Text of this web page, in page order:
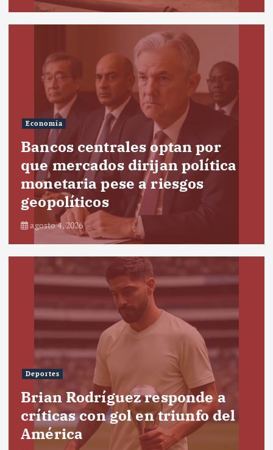
Economía
Bancos centrales optan por
que mercados dirijan política
monetaria pese a riesgos
geopolíticos
agosto 4, 2026
Deportes
Brian Rodríguez responde a
críticas con gol en triunfo del
América